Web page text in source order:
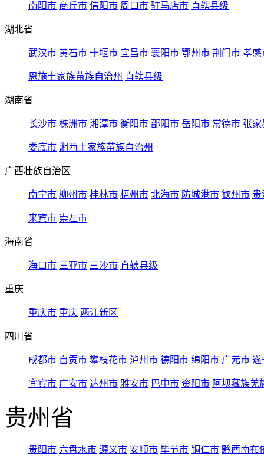
南阳市 商丘市 信阳市 周口市 驻马店市 直辖县级
湖北省
武汉市 黄石市 十堰市 宜昌市 襄阳市 鄂州市 荆门市 孝感
恩施土家族苗族自治州 直辖县级
湖南省
长沙市 株洲市 湘潭市 衡阳市 邵阳市 岳阳市 常德市 张家
娄底市 湘西土家族苗族自治州
广西壮族自治区
南宁市 柳州市 桂林市 梧州市 北海市 防城港市 钦州市 贵
来宾市 崇左市
海南省
海口市 三亚市 三沙市 直辖县级
重庆
重庆市 重庆 两江新区
四川省
成都市 自贡市 攀枝花市 泸州市 德阳市 绵阳市 广元市 遂
宜宾市 广安市 达州市 雅安市 巴中市 资阳市 阿坝藏族羌
贵州省
贵阳市 六盘水市 遵义市 安顺市 毕节市 铜仁市 黔西南布